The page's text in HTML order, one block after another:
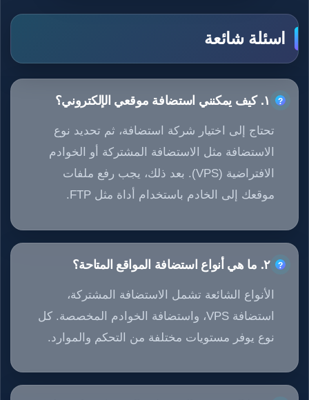
اسئلة شائعة
١. كيف يمكنني استضافة موقعي الإلكتروني؟
تحتاج إلى اختيار شركة استضافة، ثم تحديد نوع
الاستضافة مثل الاستضافة المشتركة أو الخوادم
الافتراضية (VPS). بعد ذلك، يجب رفع ملفات
موقعك إلى الخادم باستخدام أداة مثل FTP.
٢. ما هي أنواع استضافة المواقع المتاحة؟
الأنواع الشائعة تشمل الاستضافة المشتركة،
استضافة VPS، واستضافة الخوادم المخصصة. كل
نوع يوفر مستويات مختلفة من التحكم والموارد.